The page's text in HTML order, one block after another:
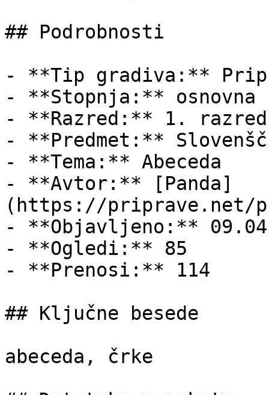
## Podrobnosti
- **Tip gradiva:**
- **Stopnja:** osnovna
- **Razred:** 1. razred
- **Predmet:**
- **Tema:** Abeceda
- **Avtor:** [Panda]
(https://priprave.net/
- **Objavljeno:**
- **Ogledi:** 85
- **Prenosi:** 114
## Ključne besede
abeceda, črke